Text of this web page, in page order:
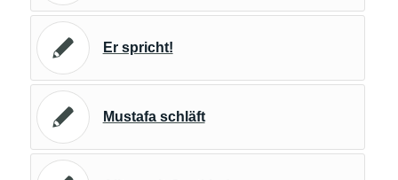
Er spricht!
Mustafa schläft